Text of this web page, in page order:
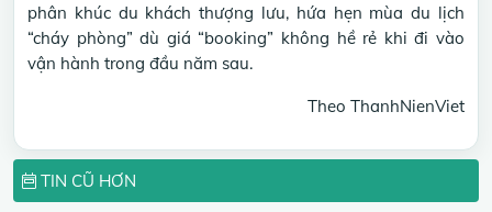
phân khúc du khách thượng lưu, hứa hẹn mùa du lịch
“cháy phòng” dù giá “booking” không hề rẻ khi đi vào
vận hành trong đầu năm sau.
Theo ThanhNienViet
TIN CŨ HƠN